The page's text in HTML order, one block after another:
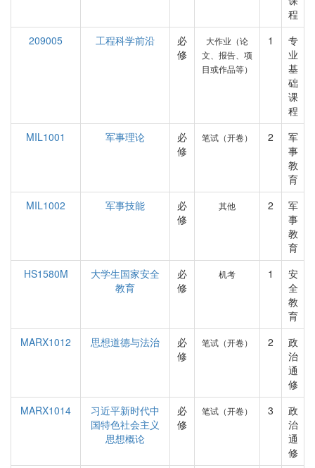
程
209005
工程科学前沿
必
修
大作业（论
文、报告、项
目或作品等）
1
专
业
基
础
课
程
MIL1001
军事理论
必
修
笔试（开卷） 2
军
事
教
育
MIL1002
军事技能
必
修
其他 2
军
事
教
育
HS1580M
大学生国家安全
教育
必
修
机考 1
安
全
教
育
MARX1012
思想道德与法治
必
修
笔试（开卷） 2
政
治
通
修
MARX1014
习近平新时代中
国特色社会主义
思想概论
必
修
笔试（开卷） 3
政
治
通
修